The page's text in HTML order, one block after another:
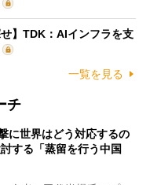
】TDK：AIインフラを支
一覧を見る
チ
に世界はどう対応するの
する「蒸留を行う中国